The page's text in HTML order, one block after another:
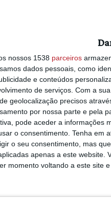
nossos 1538 parceiros
dados pessoais, como
e conteúdos
de serviços. Com a
geolocalização precisos
por nossa parte e pela
pode aceder a informações
o consentimento. Tenha em
o seu consentimento, mas
apenas a este website.
momento voltando a este site
do interior de uma viatura
de Polícia de Santarém.
proteção na cabeça e
de autoridade quando